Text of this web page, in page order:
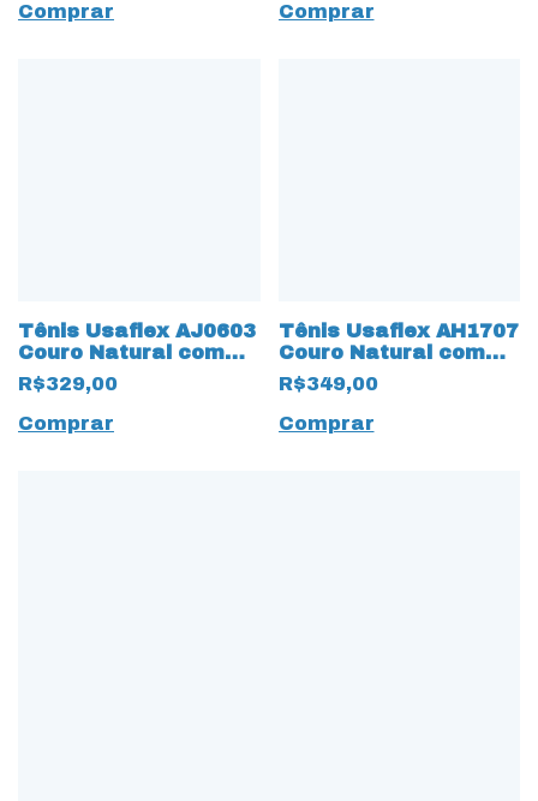
Comprar
Comprar
Tênis Usaflex AJ0603
Couro Natural com
elástico 15389
Branco
R$329,00
Comprar
Tênis Usaflex AH1707
Couro Natural com
cadarço Fake 15290
Branco
R$349,00
Comprar